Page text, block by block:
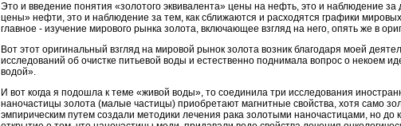
Это и введение понятия «золотого эквивалента» цены на нефть, это и наблюдение
цены» нефти, это и наблюдение за тем, как сближаются и расходятся графики
главное - изучение мирового рынка золота, включающее взгляд на него, опять же в
Вот этот оригинальный взгляд на мировой рынок золота возник благодаря моей
исследований об очистке питьевой воды и естественно поднимала вопрос о некоем
водой».
И вот когда я подошла к теме «живой воды», то соединила три исследования
наночастицы золота (малые частицы) приобретают магнитные свойства, хотя само
эмпирическим путем создали методики лечения рака золотыми наночастицами, но